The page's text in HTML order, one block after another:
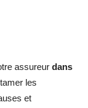
assureur dans
les
et